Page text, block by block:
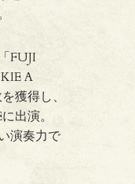
FUJI
A
獲得し、
出演。
演奏力で